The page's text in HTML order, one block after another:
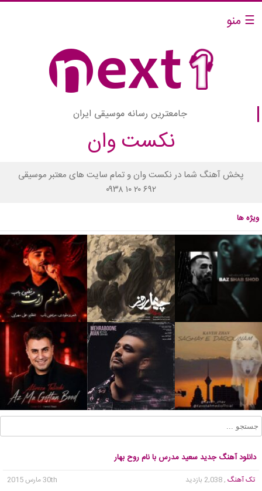
☰ منو
جامعترین رسانه موسیقی ایران
نکست وان
پخش آهنگ شما در نکست وان و تمام سایت های معتبر موسیقی
۰۹۳۸ ۱۰ ۲۰ ۶۹۲
ویژه ها
دانلود آهنگ جدید سعید مدرس با نام روح بهار
تک آهنگ , 2,038 بازدید 30th مارس 2015